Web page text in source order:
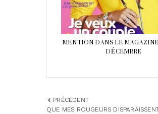
MENTION DANS LE
DÉCEMBRE
PRÉCÉDENT
QUE MES ROUGEURS